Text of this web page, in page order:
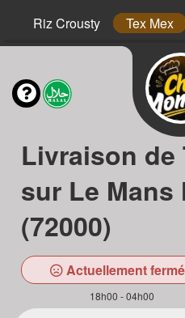
Riz Crousty Tex Mex
Livraison de
sur Le Mans
(72000)
Actuellement
18h00 - 04h00